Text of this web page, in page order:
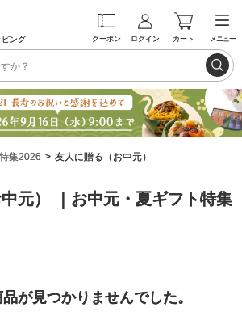
ピング クーポン ログイン カート メニュー
集2026 友人に贈る（お中元）
元） ｜お中元・夏ギフト特集
が見つかりませんでした。